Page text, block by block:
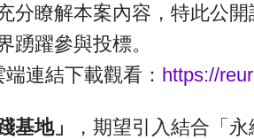
分瞭解本案內容，特此公
踴躍參與投標。
連結下載觀看： https://
基地」
，期望引入結合「